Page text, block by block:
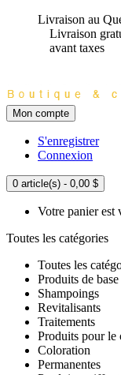
Livraison au
Livraison
avant taxes
Mon compte
S'enregistrer
Connexion
0 article(s) - 0,00 $
Votre panier est
Toutes les catégories
Toutes les
Produits de base
Shampoings
Revitalisants
Traitements
Produits pour le
Coloration
Permanentes